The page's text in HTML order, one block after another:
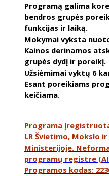
Programą galima
bendros grupės
funkcijas ir laiką.
Mokymai vyksta
Kainos derinamos
grupės dydį ir poreikį.
Užsiėmimai vyktų 6
Esant poreikiams
keičiama.
Programa
LR Švietimo, Mokslo
Ministerijoje.
programų registre
Programos kodas: